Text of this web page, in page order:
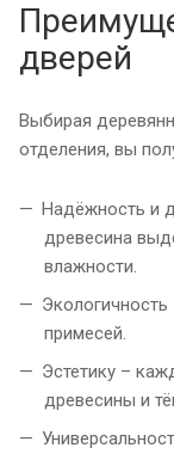
дверей
Выбирая
отделения, вы
Надёжность и
древесина
влажности.
примесей.
Эстетику –
древесины и